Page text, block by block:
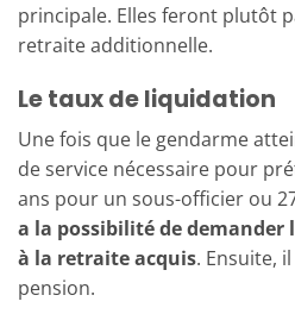
principale. Elles feront plutôt
retraite additionnelle.
Le taux de liquidation
Une fois que le gendarme
de service nécessaire pour
ans pour un sous-officier ou
a la possibilité de
à la retraite acquis. Ensuite,
pension.